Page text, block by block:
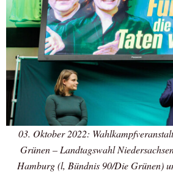
03. Oktober 2022:
Grünen – Landtagswahl
Hamburg (l, Bündnis 90/Die Grünen)